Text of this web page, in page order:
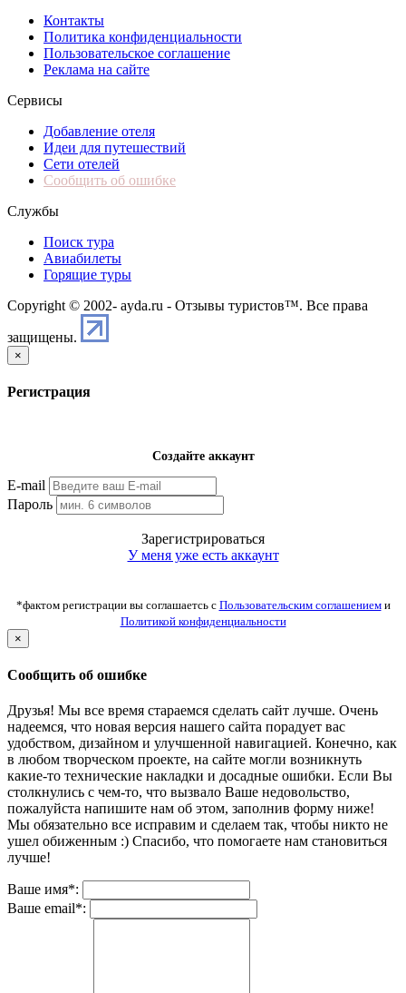
Контакты
Политика конфиденциальности
Пользовательское соглашение
Реклама на сайте
Сервисы
Добавление отеля
Идеи для путешествий
Сети отелей
Сообщить об ошибке
Службы
Поиск тура
Авиабилеты
Горящие туры
Copyright © 2002- ayda.ru - Отзывы туристов™. Все права
защищены.
×
Регистрация
Создайте аккаунт
E-mail
Пароль
Зарегистрироваться
У меня уже есть аккаунт
*фактом регистрации вы соглашаетсь с Пользовательским соглашениеми
Политикой конфиденциальности
×
Сообщить об ошибке
Друзья! Мы все время стараемся сделать сайт лучше. Очень
надеемся, что новая версия нашего сайта порадует вас
удобством, дизайном и улучшенной навигацией. Конечно, как
в любом творческом проекте, на сайте могли возникнуть
какие-то технические накладки и досадные ошибки. Если Вы
столкнулись с чем-то, что вызвало Ваше недовольство,
пожалуйста напишите нам об этом, заполнив форму ниже!
Мы обязательно все исправим и сделаем так, чтобы никто не
ушел обиженным :) Спасибо, что помогаете нам становиться
лучше!
Ваше имя*:
Ваше email*: